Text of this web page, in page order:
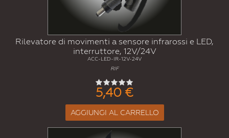
Rilevatore di movimenti a sensore infrarossi e LED,
interruttore, 12V/24V
ACC-LED-IR-12V-24V
RIF
5,40 €
AGGIUNGI AL CARRELLO